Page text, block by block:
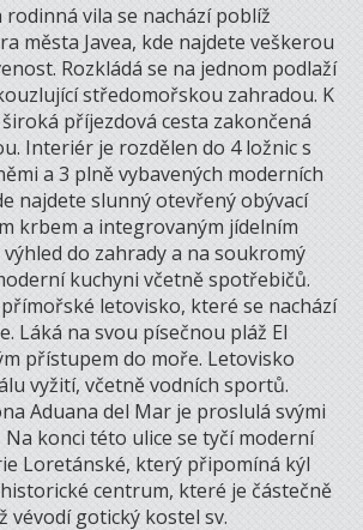
vila se nachází poblíž
města Javea, kde najdete veškerou
Rozkládá se na jednom podlaží
středomořskou zahradou. K
příjezdová cesta zakončená
Interiér je rozdělen do 4 ložnic s
a 3 plně vybavených moderních
najdete slunný otevřený obývací
krbem a integrovaným jídelním
do zahrady a na soukromý
kuchyni včetně spotřebičů.
letovisko, které se nachází
Láká na svou písečnou pláž El
přístupem do moře. Letovisko
vyžití, včetně vodních sportů.
Aduana del Mar je proslulá svými
konci této ulice se tyčí moderní
Loretánské, který připomíná kýl
centrum, které je částečně
vévodí gotický kostel sv.